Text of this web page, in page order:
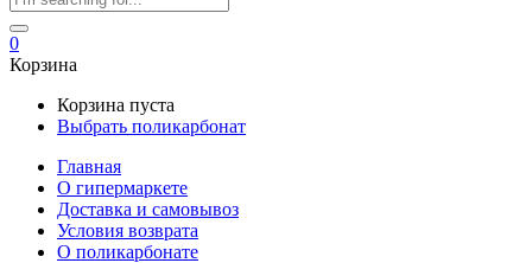
0
Корзина
Корзина пуста
Выбрать поликарбонат
Главная
О гипермаркете
Доставка и самовывоз
Условия возврата
О поликарбонате